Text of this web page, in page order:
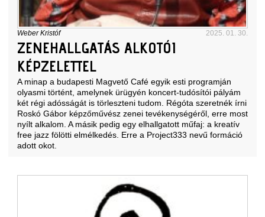
Weber Kristóf 2025. 01. 30.
ZENEHALLGATÁS ALKOTÓI
KÉPZELETTEL
A minap a budapesti Magvető Café egyik esti programján
olyasmi történt, amelynek ürügyén koncert-tudósítói pályám
két régi adósságát is törleszteni tudom. Régóta szeretnék írni
Roskó Gábor képzőművész zenei tevékenységéről, erre most
nyílt alkalom. A másik pedig egy elhallgatott műfaj: a kreatív
free jazz fölötti elmélkedés. Erre a Project333 nevű formáció
adott okot.